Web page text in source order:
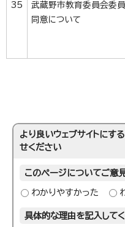
35
武蔵野市教育委員会委
同意について
より良いウェブサイトにす
せください
このページについてご意
わかりやすかった
具体的な理由を記入して